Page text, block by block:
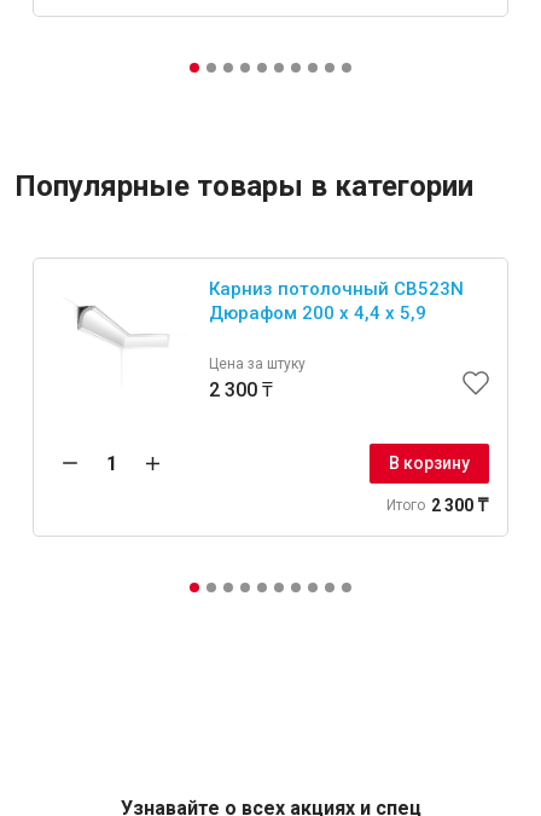
Популярные товары в категории
Карниз потолочный CB523N
Дюрафом 200 x 4,4 x 5,9
Цена за штуку
2 300 ₸
В корзину
Итого 2 300 ₸
Узнавайте о всех акциях и спец